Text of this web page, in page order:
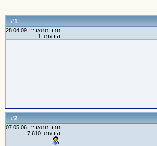
#
1
חבר מתאריך: 28.04.09
הודעות: 1
#
2
חבר מתאריך: 07.05.06
הודעות: 7,610